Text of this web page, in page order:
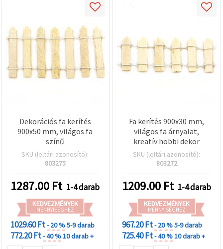
Dekorációs fa kerítés
900x50 mm, világos fa
színű
SKU (leltári azonosító):
803275
1287.00 Ft 1-4 darab
KEDVEZMÉNYEK
MENNYISÉGHEZ
1029.60 Ft- 20 %5-9 darab
772.20 Ft- 40 %10 darab +
Fa kerítés 900x30 mm,
világos fa árnyalat,
kreatív hobbi dekor
SKU (leltári azonosító):
803272
1209.00 Ft 1-4 darab
KEDVEZMÉNYEK
MENNYISÉGHEZ
967.20 Ft- 20 %5-9 darab
725.40 Ft- 40 %10 darab +